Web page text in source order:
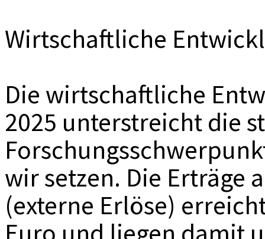
Wirtschaftliche
Die wirtschaftliche
2025 unterstreicht die
wir setzen. Die Erträge
(externe Erlöse)